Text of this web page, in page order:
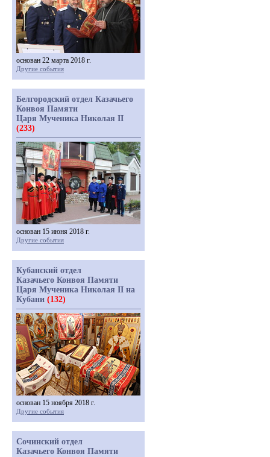
основан 22 марта 2018 г.
Другие события
Белгородский отдел Казачьего
Конвоя Памяти
Царя Мученика Николая II
(233)
основан 15 июня 2018 г.
Другие события
Кубанский отдел
Казачьего Конвоя Памяти
Царя Мученика Николая II на
Кубани (132)
основан 15 ноября 2018 г.
Другие события
Сочинский отдел
Казачьего Конвоя Памяти